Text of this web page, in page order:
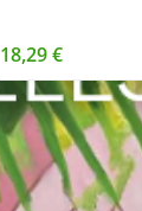
18,29 €